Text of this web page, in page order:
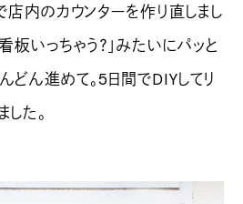
店内のカウンターを作り直しまし
板いっちゃう？」みたいにパッと
どん進めて。5日間でDIYしてリ
た。